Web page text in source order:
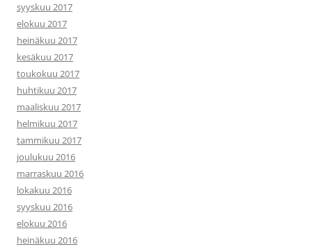
syyskuu 2017
elokuu 2017
heinäkuu 2017
kesäkuu 2017
toukokuu 2017
huhtikuu 2017
maaliskuu 2017
helmikuu 2017
tammikuu 2017
joulukuu 2016
marraskuu 2016
lokakuu 2016
syyskuu 2016
elokuu 2016
heinäkuu 2016